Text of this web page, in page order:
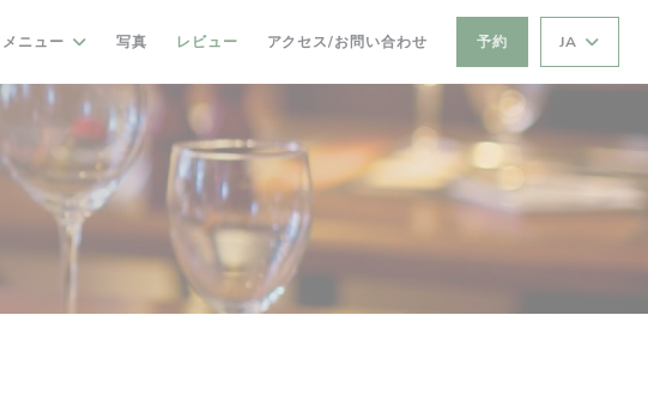
メニュー 写真 レビュー アクセス/お問い合わせ 予約 JA